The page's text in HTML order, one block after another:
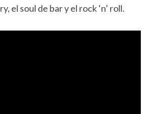
el soul de bar y el rock ‘n’ roll.